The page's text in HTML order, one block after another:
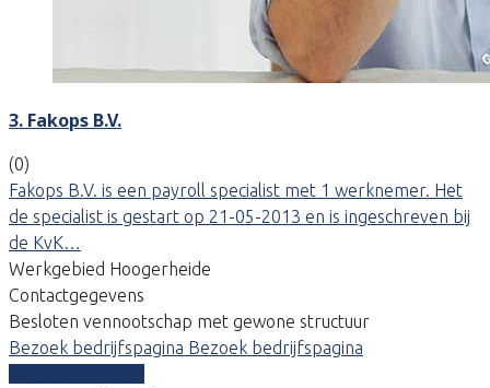
3. Fakops B.V.
(0)
Fakops B.V. is een payroll specialist met 1 werknemer. Het
de specialist is gestart op 21-05-2013 en is ingeschreven bij
de KvK…
Werkgebied Hoogerheide
Contactgegevens
Besloten vennootschap met gewone structuur
Bezoek bedrijfspagina Bezoek bedrijfspagina